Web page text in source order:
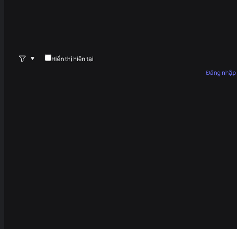
Hiển thị hiện tại
Đăng nhập